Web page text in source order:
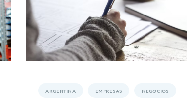
ARGENTINA EMPRESAS NEGOCIOS